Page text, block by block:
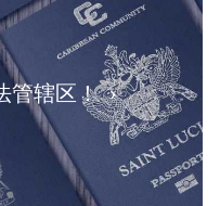
管辖区！ ›